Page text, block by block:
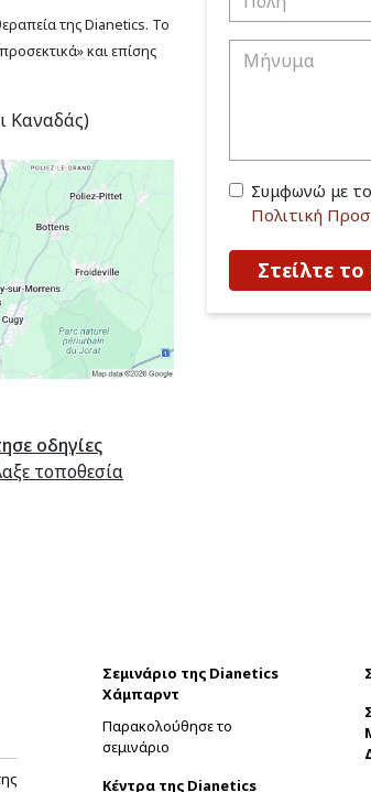
της Dianetics. Το
και επίσης
Καναδάς)
οδηγίες
τοποθεσία
Συμφωνώ με
Πολιτική
Στείλτε
Σεμινάριο της Dianetics
Χάμπαρντ
Παρακολούθησε το
σεμινάριο
Κέντρα της Dianetics